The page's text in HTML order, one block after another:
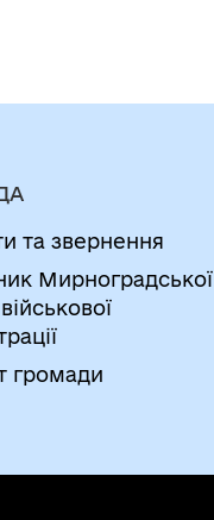
та звернення
Мирноградської
громади